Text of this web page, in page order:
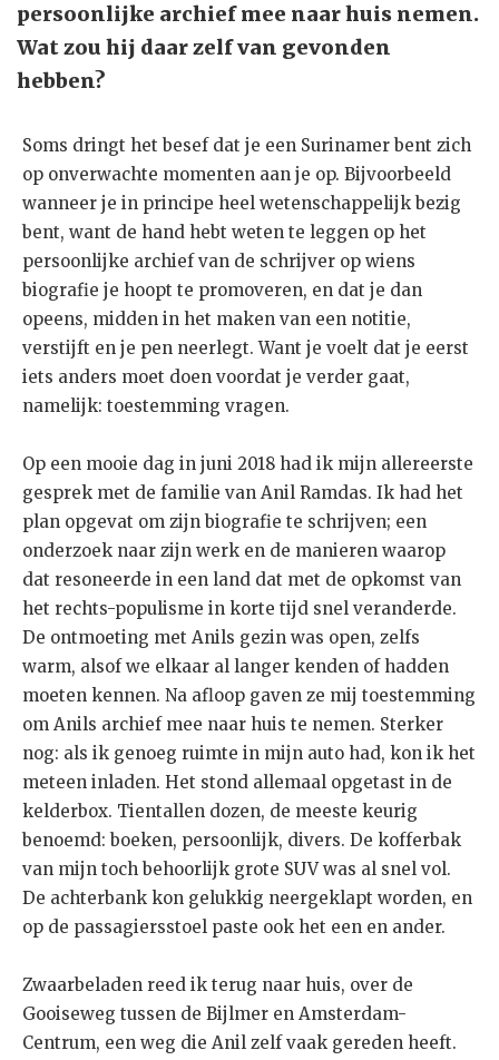
persoonlijke archief mee naar huis nemen.
Wat zou hij daar zelf van gevonden
hebben?
Soms dringt het besef dat je een Surinamer bent zich
op onverwachte momenten aan je op. Bijvoorbeeld
wanneer je in principe heel wetenschappelijk bezig
bent, want de hand hebt weten te leggen op het
persoonlijke archief van de schrijver op wiens
biografie je hoopt te promoveren, en dat je dan
opeens, midden in het maken van een notitie,
verstijft en je pen neerlegt. Want je voelt dat je eerst
iets anders moet doen voordat je verder gaat,
namelijk: toestemming vragen.
Op een mooie dag in juni 2018 had ik mijn allereerste
gesprek met de familie van Anil Ramdas. Ik had het
plan opgevat om zijn biografie te schrijven; een
onderzoek naar zijn werk en de manieren waarop
dat resoneerde in een land dat met de opkomst van
het rechts-populisme in korte tijd snel veranderde.
De ontmoeting met Anils gezin was open, zelfs
warm, alsof we elkaar al langer kenden of hadden
moeten kennen. Na afloop gaven ze mij toestemming
om Anils archief mee naar huis te nemen. Sterker
nog: als ik genoeg ruimte in mijn auto had, kon ik het
meteen inladen. Het stond allemaal opgetast in de
kelderbox. Tientallen dozen, de meeste keurig
benoemd: boeken, persoonlijk, divers. De kofferbak
van mijn toch behoorlijk grote SUV was al snel vol.
De achterbank kon gelukkig neergeklapt worden, en
op de passagiersstoel paste ook het een en ander.
Zwaarbeladen reed ik terug naar huis, over de
Gooiseweg tussen de Bijlmer en Amsterdam-
Centrum, een weg die Anil zelf vaak gereden heeft.